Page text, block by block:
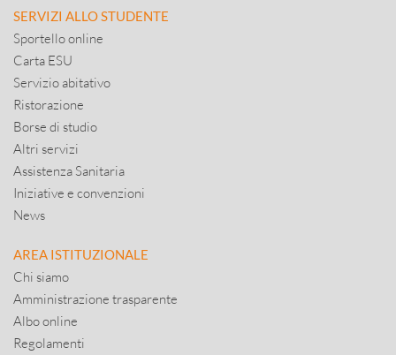
SERVIZI ALLO STUDENTE
Sportello online
Carta ESU
Servizio abitativo
Ristorazione
Borse di studio
Altri servizi
Assistenza Sanitaria
Iniziative e convenzioni
News
AREA ISTITUZIONALE
Chi siamo
Amministrazione trasparente
Albo online
Regolamenti